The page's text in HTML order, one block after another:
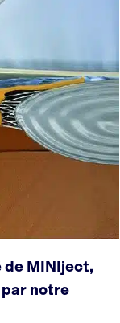
de MINIject,
notre